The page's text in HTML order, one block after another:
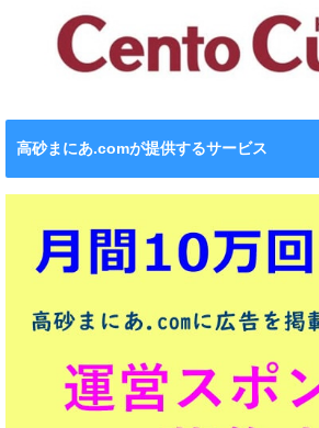
高砂まにあ.comが提供するサービス